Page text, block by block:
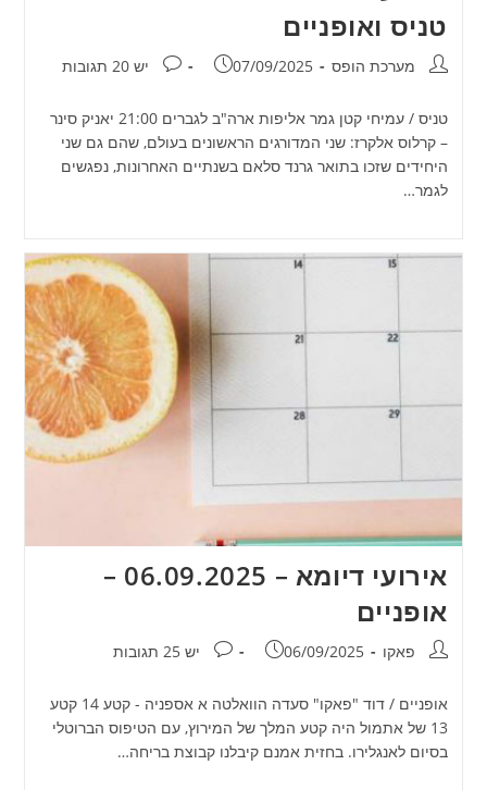
טניס ואופניים
מחבר:מערכת הופס פורסם:
07/09/2025 תגובות:
יש 20 תגובות
טניס / עמיחי קטן גמר אליפות ארה"ב לגברים 21:00 יאניק סינר
– קרלוס אלקרז: שני המדורגים הראשונים בעולם, שהם גם שני
היחידים שזכו בתואר גרנד סלאם בשנתיים האחרונות, נפגשים
לגמר…
אירועי דיומא – 06.09.2025 –
אופניים
מחבר:פאקו פורסם:
06/09/2025 תגובות:
יש 25 תגובות
אופניים / דוד "פאקו" סעדה הוואלטה א אספניה - קטע 14 קטע
13 של אתמול היה קטע המלך של המירוץ, עם הטיפוס הברוטלי
בסיום לאנגלירו. בחזית אמנם קיבלנו קבוצת בריחה…